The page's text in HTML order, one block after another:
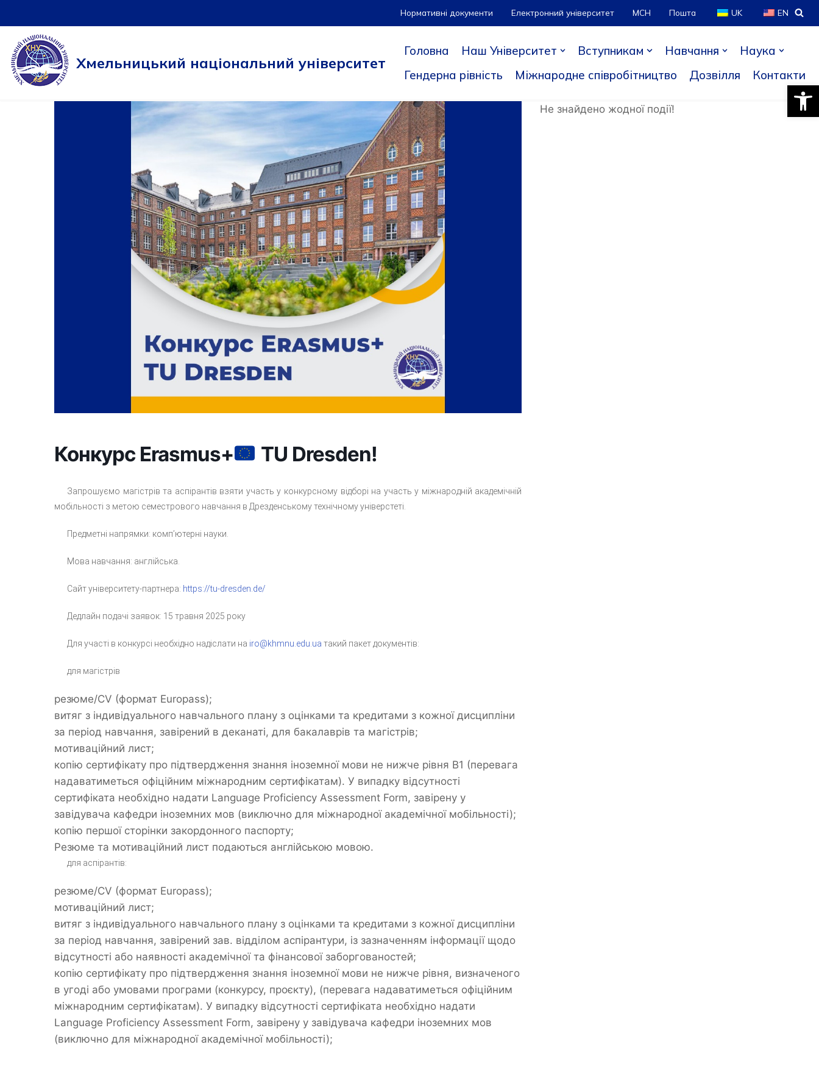
Перейти
до
вмісту
Нормативні документи Електронний університет МСН Пошта UK EN
Хмельницький національний університет
Головна Наш Університет Вступникам Навчання
Наука
Гендерна рівність
Міжнародне співробітництво Дозвілля Контакти
Конкурс Erasmus+ TU Dresden!
Запрошуємо магістрів та аспірантів взяти участь у конкурсному відборі на участь у міжнародній академічній
мобільності з метою семестрового навчання в Дрезденському технічному універстеті.
Предметні напрямки: комп’ютерні науки.
Мова навчання: англійська.
Сайт університету-партнера: https://tu-dresden.de/
Дедлайн подачі заявок: 15 травня 2025 року
Для участі в конкурсі необхідно надіслати на iro@khmnu.edu.ua такий пакет документів:
для магістрів
резюме/CV (формат Europass);
витяг з індивідуального навчального плану з оцінками та кредитами з кожної дисципліни
за період навчання, завірений в деканаті, для бакалаврів та магістрів;
мотиваційний лист;
копію сертифікату про підтвердження знання іноземної мови не нижче рівня B1 (перевага
надаватиметься офіційним міжнародним сертифікатам). У випадку відсутності
сертифіката необхідно надати Language Proficiency Assessment Form, завірену у
завідувача кафедри іноземних мов (виключно для міжнародної академічної мобільності);
копію першої сторінки закордонного паспорту;
Резюме та мотиваційний лист подаються англійською мовою.
для аспірантів:
резюме/CV (формат Europass);
мотиваційний лист;
витяг з індивідуального навчального плану з оцінками та кредитами з кожної дисципліни
за період навчання, завірений зав. відділом аспірантури, із зазначенням інформації щодо
відсутності або наявності академічної та фінансової заборгованостей;
копію сертифікату про підтвердження знання іноземної мови не нижче рівня, визначеного
в угоді або умовами програми (конкурсу, проєкту), (перевага надаватиметься офіційним
міжнародним сертифікатам). У випадку відсутності сертифіката необхідно надати
Language Proficiency Assessment Form, завірену у завідувача кафедри іноземних мов
(виключно для міжнародної академічної мобільності);
Не знайдено жодної події!